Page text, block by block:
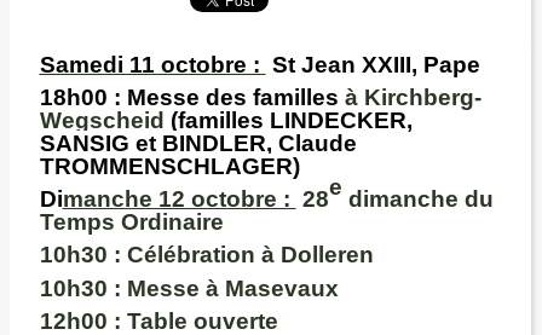
Samedi 11 octobre : St Jean XXIII, Pape
18h00 : Messe des familles à Kirchberg-
Wegscheid (familles LINDECKER,
SANSIG et BINDLER, Claude
TROMMENSCHLAGER)
Dimanche 12 octobre : 28e dimanche du
Temps Ordinaire
10h30 : Célébration à Dolleren
10h30 : Messe à Masevaux
12h00 : Table ouverte